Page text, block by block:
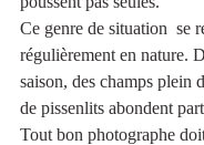
Ce genre de situation  se
régulièrement en nature.
saison, des champs plein
de pissenlits abondent
Tout bon photographe